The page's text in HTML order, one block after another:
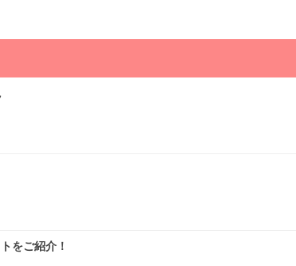
気象予報士の解説をもっと見る
をご紹介！